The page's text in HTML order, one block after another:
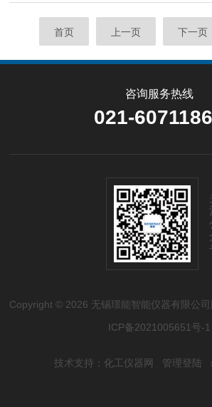
其他辐射源发射出的、具有一定能量和强度
内部的详细信息，最后用计算机信息处理和
首页 上一页 下一页
咨询服务热线
021-
Copyright © 2026 无锡璟能智能仪器有限公
ICP备2021005651号-1
技术支持： 化工仪器网 管理登陆